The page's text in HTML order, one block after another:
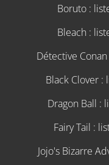
Boruto :
Bleach :
Détective
Black Clover
Dragon Ball :
Fairy Tail :
Jojo's Bizarre